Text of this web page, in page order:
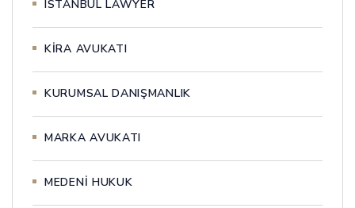
ISTANBUL LAWYER
KİRA AVUKATI
KURUMSAL DANIŞMANLIK
MARKA AVUKATI
MEDENİ HUKUK